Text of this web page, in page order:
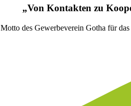
„Von Kontakten zu
Motto des Gewerbeverein Gotha für